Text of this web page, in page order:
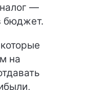
налог —
бюджет.
на